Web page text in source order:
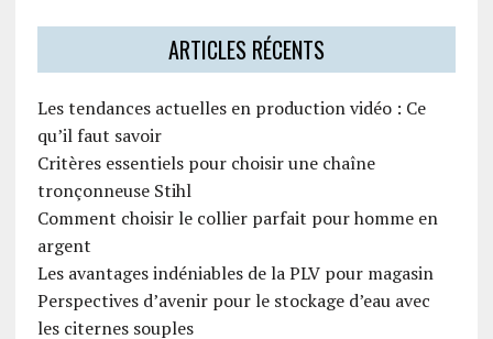
ARTICLES RÉCENTS
Les tendances actuelles en production vidéo : Ce
qu’il faut savoir
Critères essentiels pour choisir une chaîne
tronçonneuse Stihl
Comment choisir le collier parfait pour homme en
argent
Les avantages indéniables de la PLV pour magasin
Perspectives d’avenir pour le stockage d’eau avec
les citernes souples